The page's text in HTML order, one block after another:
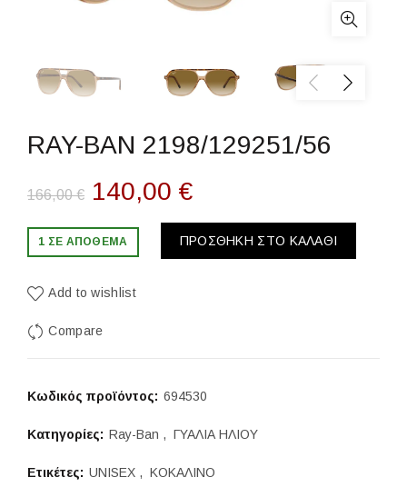
RAY-BAN 2198/129251/56
166,00€ Original
price
140,00 €Η
τρέχουσα
1 ΣΕ ΑΠΌΘΕΜΑ ΠΡΟΣΘΉΚΗ ΣΤΟ ΚΑΛΆΘΙ
Add to wishlist
Compare
Κωδικός προϊόντος: 694530
Κατηγορίες: Ray-Ban , ΓΥΑΛΙΑ ΗΛΙΟΥ
Ετικέτες: UNISEX , ΚΟΚΑΛΙΝΟ